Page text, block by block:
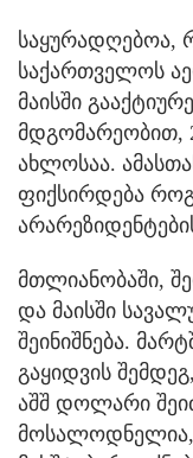
საყურადღებოა,
საქართველოს
მაისში
მდგომარეობით,
ახლოსაა.
ფიქსირდება
მთლიანობაში,
და მაისში
შეინიშნება.
გაყიდვის
აშშ დოლარი
მოსალოდნელია,